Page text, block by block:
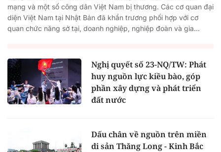
mạng và một số công dân Việt Nam bị thương. Các cơ quan đại
diện Việt Nam tại Nhật Bản đã khẩn trương phối hợp với cơ
quan chức năng sở tại, doanh nghiệp, nghiệp đoàn và gia...
Nghị quyết số 23-NQ/TW: Phát
huy nguồn lực kiều bào, góp
phần xây dựng và phát triển
đất nước
Dấu chân về nguồn trên miền
di sản Thăng Long - Kinh Bắc